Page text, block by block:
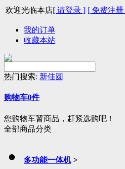
欢迎光临本店[ 请登录 ] [ 免费注册
我的订单
收藏本站
热门搜索: 新佳圆
购物车0件
您购物车暂商品，赶紧选购吧！
全部商品分类
多功能一体机 >